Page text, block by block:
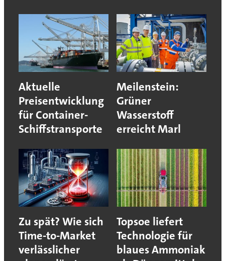
Aktuelle
Preisentwicklung
für Container-
Schiffstransporte
Meilenstein:
Grüner
Wasserstoff
erreicht Marl
Zu spät? Wie sich
Time-to-Market
verlässlicher
Topsoe liefert
Technologie für
blaues Ammoniak